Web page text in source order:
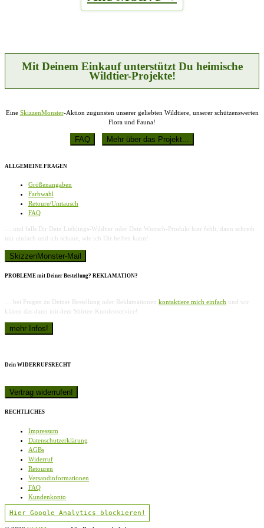
gewählt
Mit Deinem Einkauf unterstützt Du heimische
Wildtier-Projekte!
Eine SkizzenMonster-Aktion zugunsten unserer geliebten Wildtiere, unserer schützenswerten
Flora und Fauna!
ALLGEMEINE FRAGEN
Größenangaben
Farbwahl
Retoure/Umtausch
FAQ
… und falls Dir Dein Lieblings-Wildtier oder Dein Wunsch-Produkt hier fehlt, dann schreib
mir einfach und ich schaue, wie ich Dir helfen kann!
PROBLEME mit Deiner Bestellung? REKLAMATION?
… bei Fragen zu Deiner Bestellung oder Reklamationen kontaktiere mich einfach und wir
klären das dann mit dem Shirtee-Kundenservice!
Dein WIDERRUFSRECHT
RECHTLICHES
Impressum
Datenschutzerklärung
AGBs
Widerruf
Retouren
Versandinformationen
FAQ
Kundenkonto
Hier Google Analytics blockieren!